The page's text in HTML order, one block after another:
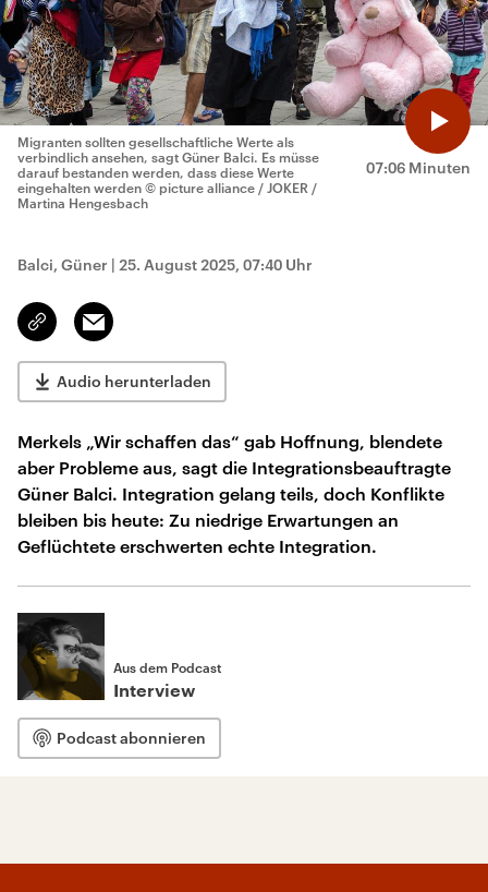
07:06 Minuten
Migranten sollten gesellschaftliche Werte als
verbindlich ansehen, sagt Güner Balci. Es müsse
darauf bestanden werden, dass diese Werte
eingehalten werden © picture alliance / JOKER /
Martina Hengesbach
Balci, Güner | 25. August 2025, 07:40 Uhr
Link
kopieren/teilen
Email
Audio herunterladen
Merkels „Wir schaffen das“ gab Hoffnung, blendete
aber Probleme aus, sagt die Integrationsbeauftragte
Güner Balci. Integration gelang teils, doch Konflikte
bleiben bis heute: Zu niedrige Erwartungen an
Geflüchtete erschwerten echte Integration.
Aus dem Podcast
Interview
Podcast abonnieren